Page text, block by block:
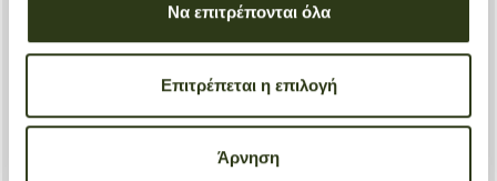
Να επιτρέπονται όλα
Επιτρέπεται η επιλογή
Άρνηση